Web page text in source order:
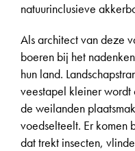
natuurinclusieve
Als architect van deze
boeren bij het
hun land.
veestapel kleiner wordt
de weilanden
voedselteelt. Er komen
dat trekt insecten,